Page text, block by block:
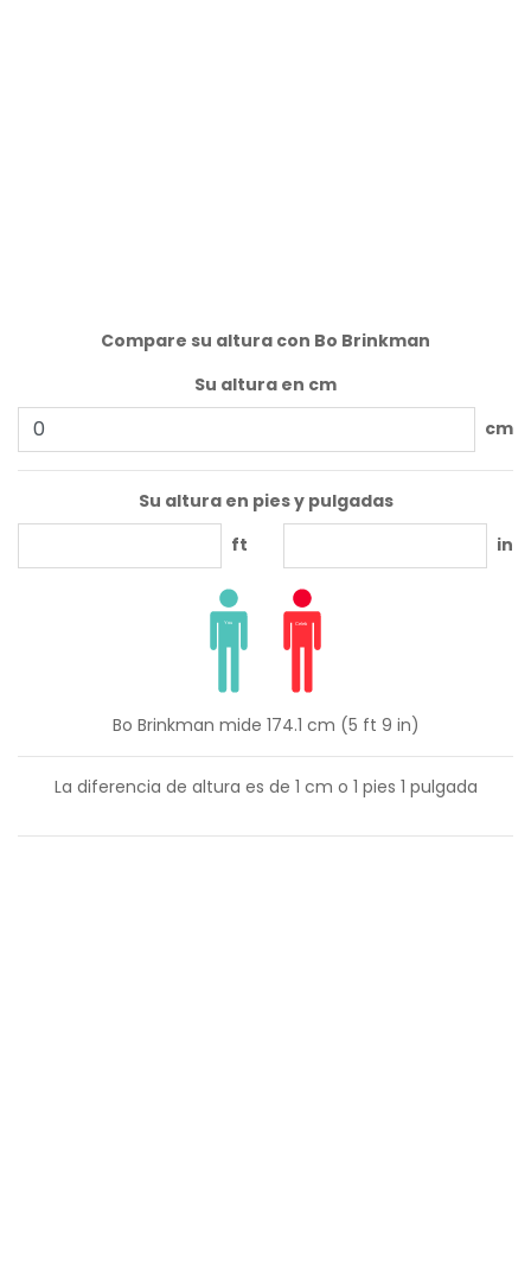
Compare su altura con Bo Brinkman
Su altura en cm
cm
Su altura en pies y pulgadas
ft
in
Bo Brinkman mide 174.1 cm (5 ft 9 in)
La diferencia de altura es de 1 cm o 1 pies 1 pulgada